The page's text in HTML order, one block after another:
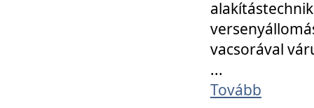
vacsorával
...
Tovább